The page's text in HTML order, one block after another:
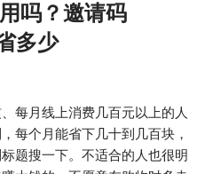
吗？邀请码
多少
每月线上消费几百元以上的人
个月能省下几十到几百块，
题搜一下。不适合的人也很明